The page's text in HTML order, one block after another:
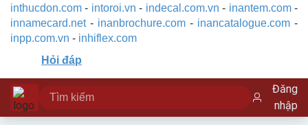
inthucdon.com - intoroi.vn - indecal.com.vn - inantem.com-
innamecard.net- inanbrochure.com - inancatalogue.com -
inpp.com.vn - inhiflex.com
Hỏi đáp